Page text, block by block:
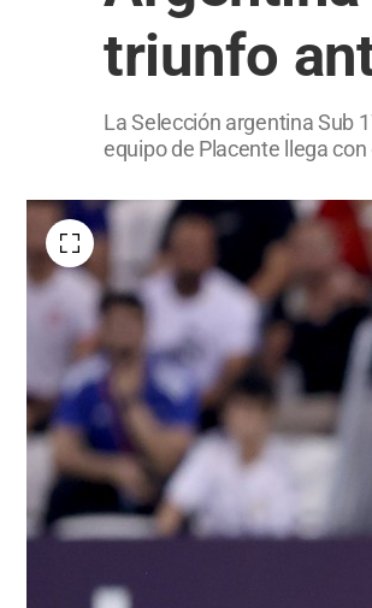
triunfo
La Selección argentina Sub
equipo de Placente llega